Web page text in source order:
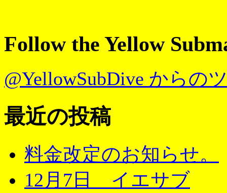
Follow the Yellow
@YellowSubDive からの
最近の投稿
料金改定のお知らせ。
12月7日 イエサブ